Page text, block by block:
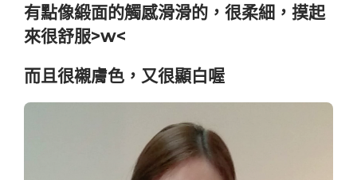
有點像緞面的觸感滑滑的，很柔細，摸起
來很舒服>w<
而且很襯膚色，又很顯白喔